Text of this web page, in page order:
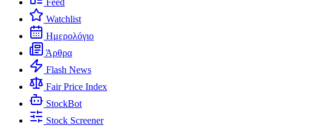
Feed
Watchlist
Ημερολόγιο
Άρθρα
Flash News
Fair Price Index
StockBot
Stock Screener